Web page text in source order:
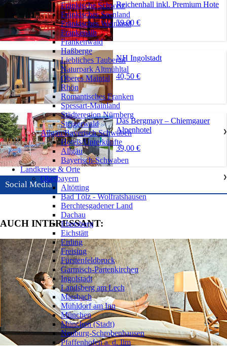
Reichenhall inkl. Premium Hote
59,00 €
NH Ingolstadt
40,50 €
Das Bergmayr – Chiemgauer
Alpenhotel
39,00 €
Social Media
AUCH INTERESSANT:
Fränkische Schweiz
Fränkisches Seenland
Fränkisches Weinland
Frankenalb
Frankenwald
Haßberge
Liebliches Taubertal
Naturpark Altmühltal
Oberes Maintal
Rhön
Romantisches Franken
Spessart-Mainland
Städteregion Nürnberg
Steigerwald
Allgäu/Bayerisch Schwaben
❯
Hotels/Unterkünfte
Allgäu
Bayerisch-Schwaben
Landkreise & Orte
Oberbayern
❯
Altötting
Bad Tölz - Wolfratshausen
Berchtesgadener Land
Dachau
Ebersberg
Eichstätt
Erding
Freising
Fürstenfeldbruck
Garmisch-Partenkirchen
Ingolstadt
Landsberg am Lech
Miesbach
Mühldorf am Inn
München
München (Stadt)
Neuburg-Schrobenhausen
Pfaffenhofen a. d. Ilm